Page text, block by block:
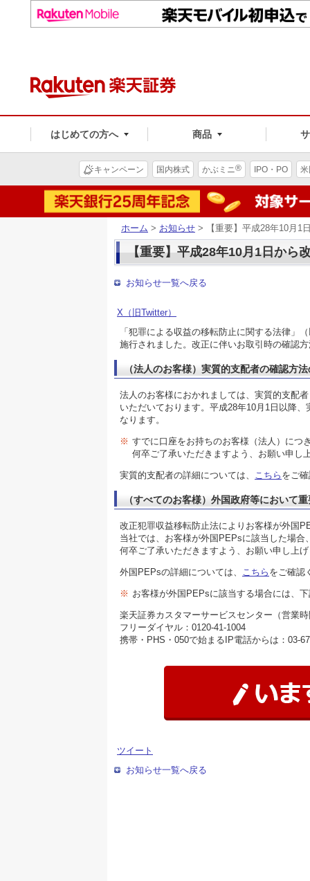
はじめての方へ 商品
キャンペーン 国内株式 かぶミニ® IPO・PO
ホーム > お知らせ > 【重要】平成28年10月1
【重要】平成28年10月1日から
お知らせ一覧へ戻る
X（旧Twitter）
「犯罪による収益の移転防止に関する法律」
施行されました。改正に伴いお取引時の確認
（法人のお客様）実質的支配者の確認方
法人のお客様におかれましては、実質的支配
いただいております。平成28年10月1日以降
なります。
※ すでに口座をお持ちのお客様（法人）につ
何卒ご了承いただきますよう、お願い申し
実質的支配者の詳細については、 こちら をご
（すべてのお客様）外国政府等において
改正犯罪収益移転防止法によりお客様が外国
当社では、お客様が外国PEPsに該当した場
何卒ご了承いただきますよう、お願い申し上
外国PEPsの詳細については、 こちら をご確認
※ お客様が外国PEPsに該当する場合には、
楽天証券カスタマーサービスセンター（営業
フリーダイヤル：0120-41-1004
携帯・PHS・050で始まるIP電話からは：03-
ツイート
お知らせ一覧へ戻る